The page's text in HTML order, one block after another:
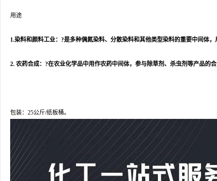
用途
1.染料和颜料工业：?是多种偶氮染料、分散染料和其他类型染料的重要中间体
2. 农药合成：?在农业化学品中用作农药中间体，参与除草剂、杀虫剂等产品的
包装：25公斤/纸板桶。